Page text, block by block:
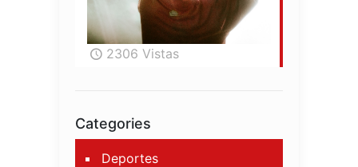
2306 Vistas
Categories
Deportes